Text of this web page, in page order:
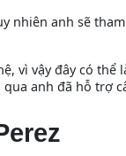
nhiên anh sẽ
vì vậy đây có
anh đã hỗ trợ